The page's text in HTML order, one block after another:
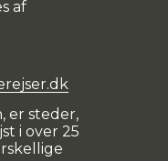
af
er steder,
i over 25